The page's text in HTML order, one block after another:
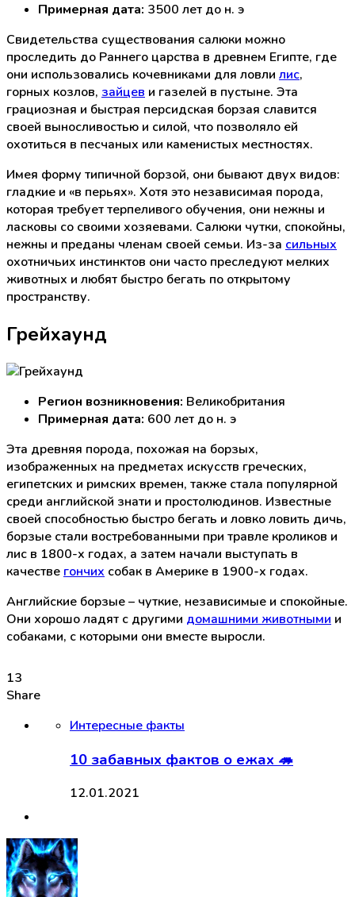
Примерная дата: 3500 лет до н. э
Свидетельства существования салюки можно
проследить до Раннего царства в древнем Египте, где
они использовались кочевниками для ловли лис,
горных козлов, зайцев и газелей в пустыне. Эта
грациозная и быстрая персидская борзая славится
своей выносливостью и силой, что позволяло ей
охотиться в песчаных или каменистых местностях.
Имея форму типичной борзой, они бывают двух видов:
гладкие и «в перьях». Хотя это независимая порода,
которая требует терпеливого обучения, они нежны и
ласковы со своими хозяевами. Салюки чутки, спокойны,
нежны и преданы членам своей семьи. Из-за сильных
охотничьих инстинктов они часто преследуют мелких
животных и любят быстро бегать по открытому
пространству.
Грейхаунд
Регион возникновения: Великобритания
Примерная дата: 600 лет до н. э
Эта древняя порода, похожая на борзых,
изображенных на предметах искусств греческих,
египетских и римских времен, также стала популярной
среди английской знати и простолюдинов. Известные
своей способностью быстро бегать и ловко ловить дичь,
борзые стали востребованными при травле кроликов и
лис в 1800-х годах, а затем начали выступать в
качестве гончих собак в Америке в 1900-х годах.
Английские борзые – чуткие, независимые и спокойные.
Они хорошо ладят с другими домашними животными и
собаками, с которыми они вместе выросли.
13
Share
Интересные факты
10 забавных фактов о ежах 🦔
12.01.2021